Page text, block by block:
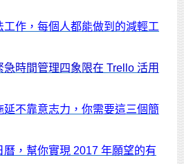
工作，每個人都能做到的減輕工
急時間管理四象限在 Trello 活用
延不靠意志力，你需要這三個簡
曆，幫你實現 2017 年願望的有